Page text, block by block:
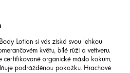
Lotion si vás získá svou lehkou
květu, bílé růži a vetiveru.
certifikované organické máslo kokum,
podrážděnou pokožku. Hrachové